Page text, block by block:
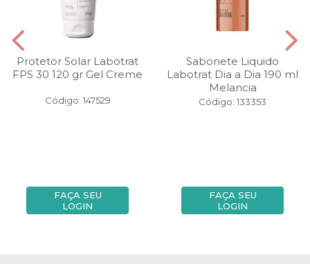
Protetor Solar Labotrat
FPS 30 120 gr Gel Creme
Código: 147529
FAÇA SEU
LOGIN
Sabonete Liquido
Labotrat Dia a Dia 190 ml
Melancia
Código: 133353
FAÇA SEU
LOGIN